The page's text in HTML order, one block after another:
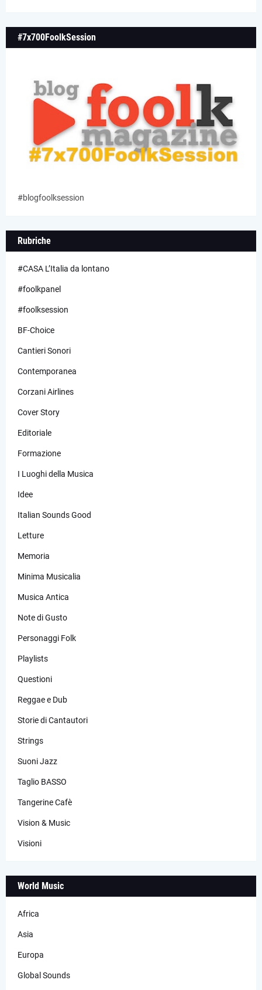
#7x700FoolkSession
#blogfoolksession
Rubriche
#CASA L’Italia da lontano
#foolkpanel
#foolksession
BF-Choice
Cantieri Sonori
Contemporanea
Corzani Airlines
Cover Story
Editoriale
Formazione
I Luoghi della Musica
Idee
Italian Sounds Good
Letture
Memoria
Minima Musicalia
Musica Antica
Note di Gusto
Personaggi Folk
Playlists
Questioni
Reggae e Dub
Storie di Cantautori
Strings
Suoni Jazz
Taglio BASSO
Tangerine Cafè
Vision & Music
Visioni
World Music
Africa
Asia
Europa
Global Sounds